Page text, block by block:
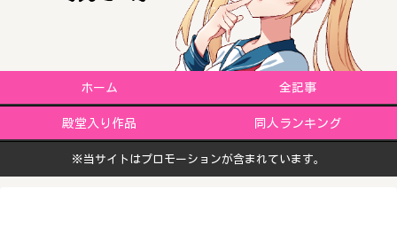
ホーム 全記事
殿堂入り作品 同人ランキング
※当サイトはプロモーションが含まれています。